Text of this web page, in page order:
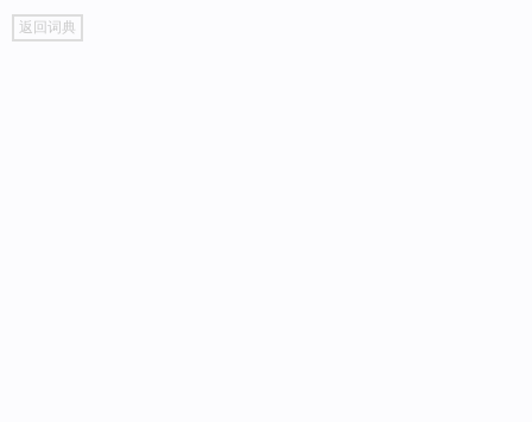
go
top
返回词典